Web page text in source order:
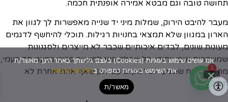
תחושה טובה וגם מבטא אמירה אופנתית חכמה.
מעבר להיבט הירוק, שמלות מיני יד שנייה מאפשרות לך לגוון את
הארון במגוון שלא תמצאי בחנויות רגילות. תוכלי להיחשף לדגמים
מעונות שונים, לבדים איכותיים שכבר לא מייצרים ולסגנונות
שמשדרים אופי ייחודי. כל שמלה היא למעשה פריט כמעט חד פעמי,
מה שמבטיח שתגיעי לכל מקום עם לוק שאף אחת אחרת לא
תלבש.
אנו עושים שימוש בעוגיות (Cookies) בעצם גלישתך באתר הינך מאשר/ת
את השימוש בעוגיות כמפורט במדיניות פרטיות
מאשר/ת
1